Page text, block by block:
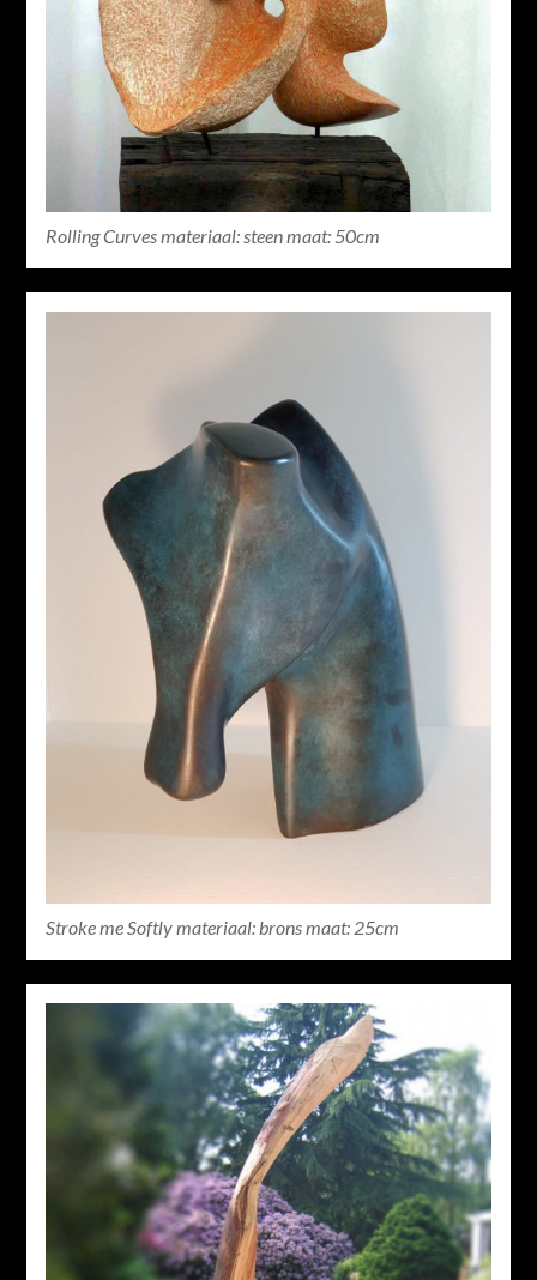
Rolling Curves materiaal: steen maat: 50cm
Stroke me Softly materiaal: brons maat: 25cm